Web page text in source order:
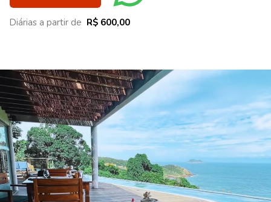
Diárias a partir de R$ 600,00